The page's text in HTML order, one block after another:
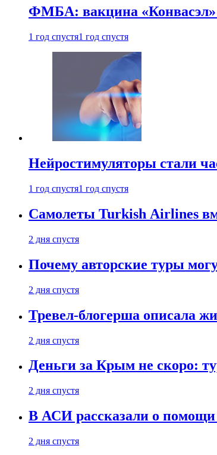
ФМБА: вакцина «Конвасэл»
1 год спустя1 год спустя
Нейростимуляторы стали
1 год спустя1 год спустя
Самолеты Turkish Airlines
2 дня спустя
Почему авторские туры
2 дня спустя
Тревел-блогерша описала
2 дня спустя
Деньги за Крым не скоро:
2 дня спустя
В АСИ рассказали о
2 дня спустя